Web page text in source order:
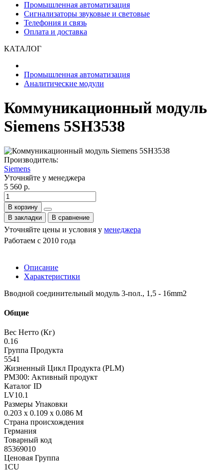
Промышленная автоматизация
Сигнализаторы звуковые и световые
Телефония и связь
Оплата и доставка
КАТАЛОГ
Промышленная автоматизация
Аналитические модули
Коммуникационный модуль
Siemens 5SH3538
Производитель:
Siemens
Уточняйте у менеджера
5 560 р.
В корзину
В закладки
В сравнение
Уточняйте цены и условия у менеджера
Работаем с 2010 года
Описание
Характеристики
Вводной соединительный модуль 3-пол., 1,5 - 16mm2
Общие
Вес Нетто (Кг)
0.16
Группа Продукта
5541
Жизненный Цикл Продукта (PLM)
PM300: Активный продукт
Каталог ID
LV10.1
Размеры Упаковки
0.203 x 0.109 x 0.086 M
Страна происхождения
Германия
Товарный код
85369010
Ценовая Группа
1CU